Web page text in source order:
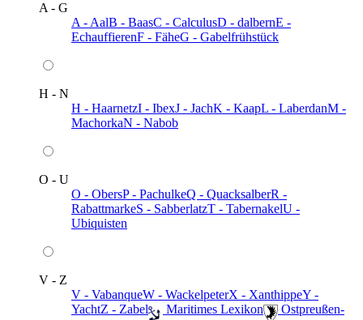
A - G
A - AalB - BaasC - CalculusD - dalbernE -
EchauffierenF - FäheG - Gabelfrühstück
H - N
H - HaarnetzI - IbexJ - JachK - KaapL - LaberdanM -
MachorkaN - Nabob
O - U
O - ObersP - PachulkeQ - QuacksalberR -
RabattmarkeS - SabberlatzT - TabernakelU -
Ubiquisten
V - Z
V - VabanqueW - WackelpeterX - XanthippeY -
YachtZ - Zabel ️ Maritimes Lexikon
️ Ostpreußen-